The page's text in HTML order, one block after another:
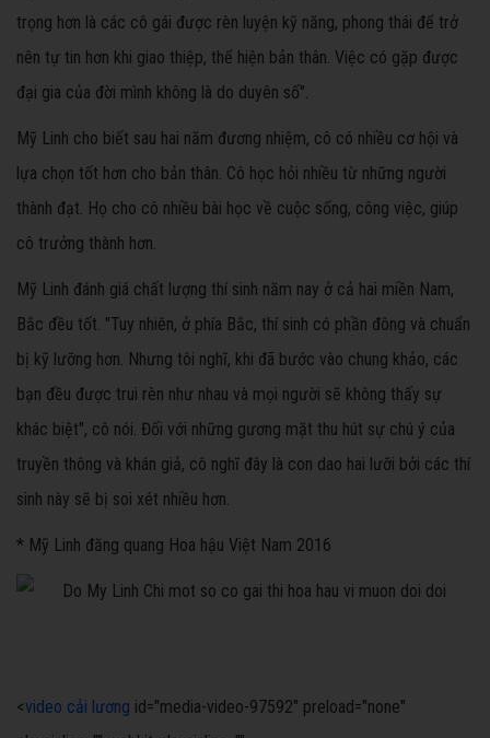
trọng hơn là các cô gái được rèn luyện kỹ năng, phong thái để trở
nên tự tin hơn khi giao thiệp, thể hiện bản thân. Việc có gặp được
đại gia của đời mình không là do duyên số".
Mỹ Linh cho biết sau hai năm đương nhiệm, cô có nhiều cơ hội và
lựa chọn tốt hơn cho bản thân. Cô học hỏi nhiều từ những người
thành đạt. Họ cho cô nhiều bài học về cuộc sống, công việc, giúp
cô trưởng thành hơn.
Mỹ Linh đánh giá chất lượng thí sinh năm nay ở cả hai miền Nam,
Bắc đều tốt. "Tuy nhiên, ở phía Bắc, thí sinh có phần đông và chuẩn
bị kỹ lưỡng hơn. Nhưng tôi nghĩ, khi đã bước vào chung khảo, các
bạn đều được trui rèn như nhau và mọi người sẽ không thấy sự
khác biệt", cô nói. Đối với những gương mặt thu hút sự chú ý của
truyền thông và khán giả, cô nghĩ đây là con dao hai lưỡi bởi các thí
sinh này sẽ bị soi xét nhiều hơn.
* Mỹ Linh đăng quang Hoa hậu Việt Nam 2016
<video cải lương id="media-video-97592" preload="none"